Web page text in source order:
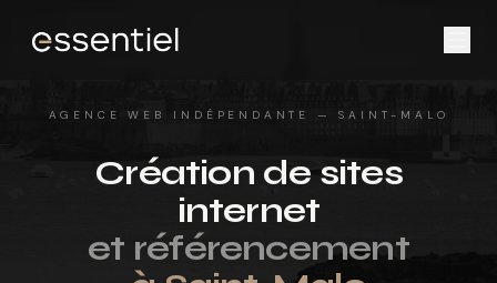
AGENCE WEB INDÉPENDANTE — SAINT-MALO
Création de sites
internet
et référencement